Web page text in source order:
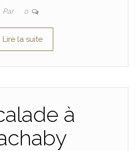
Par 0
Lire la suite
à